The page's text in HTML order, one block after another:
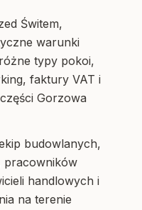
Świtem,
warunki
typy pokoi,
faktury VAT i
Gorzowa
budowlanych,
pracowników
handlowych i
na terenie